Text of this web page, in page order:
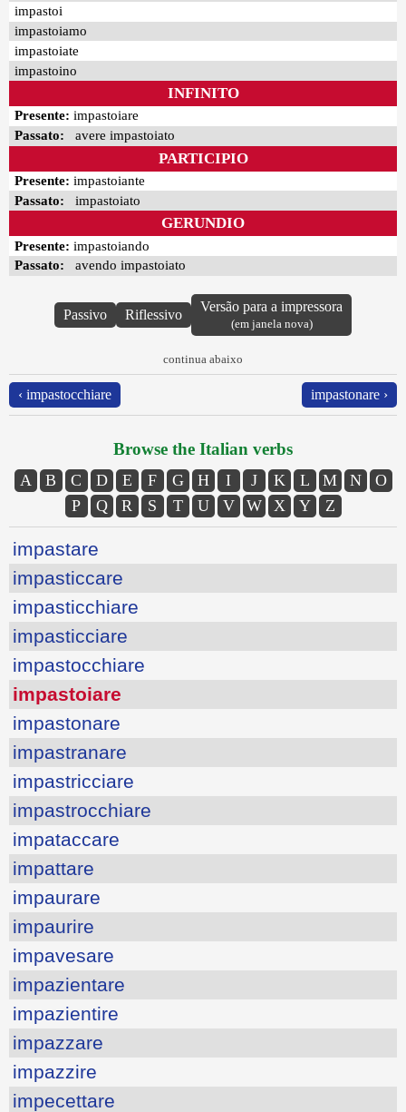
impastoi
impastoiamo
impastoiate
impastoino
INFINITO
Presente: impastoiare
Passato: avere impastoiato
PARTICIPIO
Presente: impastoiante
Passato: impastoiato
GERUNDIO
Presente: impastoiando
Passato: avendo impastoiato
Passivo Riflessivo
Versão para a impressora
(em janela nova)
continua abaixo
‹ impastocchiare impastonare ›
Browse the Italian verbs
A B C D E F G H I J K L M N
O
P
Q R S T U V W X Y Z
impastare
impasticcare
impasticchiare
impasticciare
impastocchiare
impastoiare
impastonare
impastranare
impastricciare
impastrocchiare
impataccare
impattare
impaurare
impaurire
impavesare
impazientare
impazientire
impazzare
impazzire
impecettare